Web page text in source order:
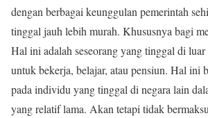
dengan berbagai keunggulan pemerintah
tinggal jauh lebih murah. Khususnya bagi
Hal ini adalah seseorang yang tinggal di luar
untuk bekerja, belajar, atau pensiun. Hal ini
pada individu yang tinggal di negara lain
yang relatif lama. Akan tetapi tidak